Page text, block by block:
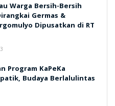
Warga Bersih-Bersih
Germas &
Dipusatkan di RT
Program KaPeKa
Budaya Berlalulintas